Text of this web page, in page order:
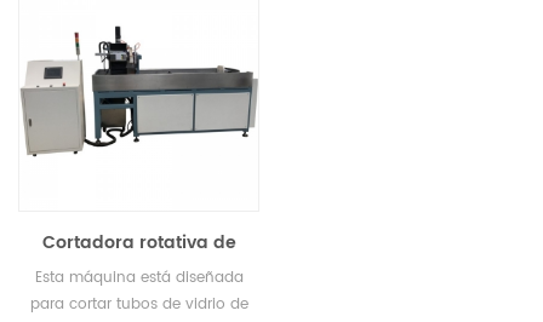
Cortadora rotativa de
tubos de vidrio.
Esta máquina está diseñada
para cortar tubos de vidrio de